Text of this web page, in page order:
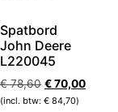
Spatbord
John Deere
L220045
€78,60 €70,00
(incl. btw: € 84,70)